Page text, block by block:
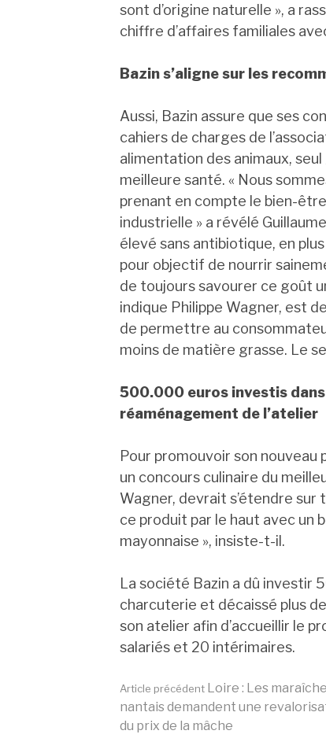
sont d’origine naturelle », a
chiffre d’affaires familiales
Bazin s’aligne sur les
Aussi, Bazin assure que ses
cahiers de charges de
alimentation des animaux,
meilleure santé. « Nous
prenant en compte le bien-
industrielle » a révélé
élevé sans antibiotique, en
pour objectif de nourrir
de toujours savourer ce goût
indique Philippe Wagner, est
de permettre au
moins de matière grasse. Le
500.000 euros investis
réaménagement de l’atelier
Pour promouvoir son nouveau
un concours culinaire du
Wagner, devrait s’étendre sur
ce produit par le haut avec un
mayonnaise », insiste-t-il.
La société Bazin a dû investir
charcuterie et décaissé plus
son atelier afin d’accueillir le
salariés et 20 intérimaires.
Lire
Article précédent Loire : Les
nantais demandent une
du prix de la mâche